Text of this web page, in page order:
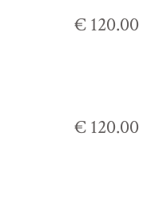
€ 120.00
€ 120.00